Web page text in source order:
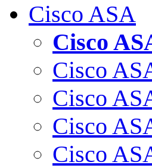
Cisco ASA
Cisco
Cisco
Cisco
Cisco
Cisco